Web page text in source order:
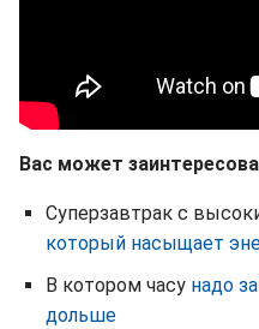
Вас может
Суперзавтрак с
который насыщает
В котором часу надо
дольше